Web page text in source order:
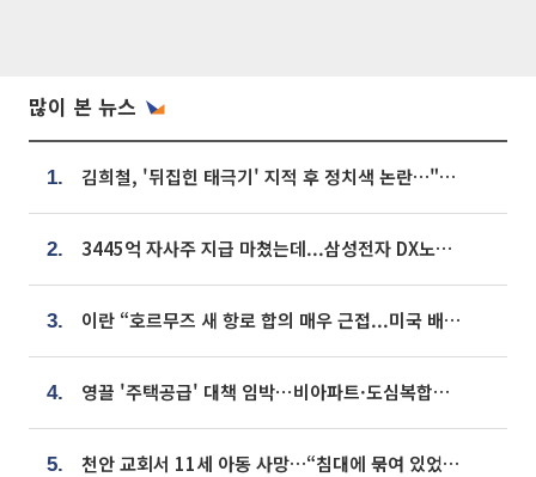
많이 본 뉴스
1. 김희철, '뒤집힌 태극기' 지적 후 정치색 논란…"좌우 떠나 우리나라 국기"
2. 3445억 자사주 지급 마쳤는데...삼성전자 DX노조, 뒤늦은 '떼쓰기 집회'
3. 이란 “호르무즈 새 항로 합의 매우 근접...미국 배상 먼저”
4. 영끌 '주택공급' 대책 임박⋯비아파트·도심복합까지 총동원
5. 천안 교회서 11세 아동 사망…“침대에 묶여 있었다” 진술 확보